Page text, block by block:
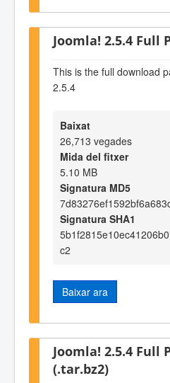
Joomla! 2.5.4 Full
This is the full download
2.5.4
Baixat
26,713 vegades
Mida del fitxer
5.10 MB
Signatura MD5
Signatura SHA1
c2
Baixar ara
Joomla! 2.5.4 Full
(.tar.bz2)